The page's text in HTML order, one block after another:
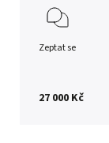
27 000 Kč
Zeptat se